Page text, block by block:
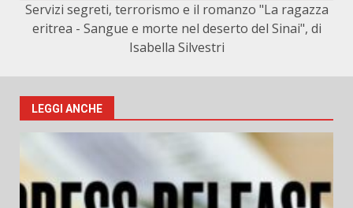
Servizi segreti, terrorismo e il romanzo "La ragazza
eritrea - Sangue e morte nel deserto del Sinai", di
Isabella Silvestri
LEGGI ANCHE